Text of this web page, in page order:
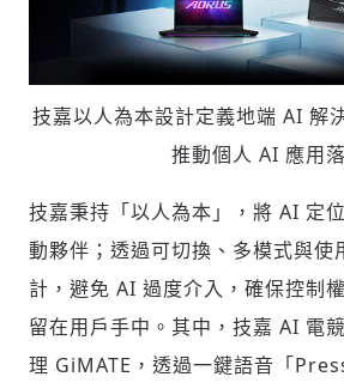
登入或註冊
輸入 Email 驗證碼
技嘉以人為本設計定義地端 AI 解
推動個人 AI 應用
技嘉秉持「以人為本」 ， 將 AI 定
動夥伴；透過可切換、多模式與使
計，避免 AI 過度介入，確保控制
留在用戶手中。其中，技嘉 AI 電
理 GiMATE，透過一鍵語音「